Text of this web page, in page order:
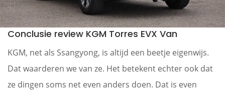
Conclusie review KGM Torres EVX Van
KGM, net als Ssangyong, is altijd een beetje eigenwijs.
Dat waarderen we van ze. Het betekent echter ook dat
ze dingen soms net even anders doen. Dat is even